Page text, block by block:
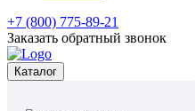
+7 (800) 775-89-21
Заказать обратный звонок
Каталог